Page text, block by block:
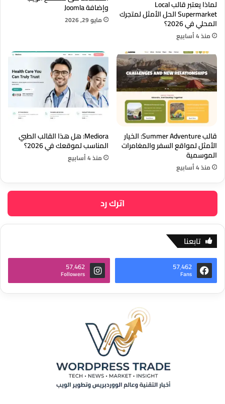
لماذا يعتبر قالب Local
Supermarket الحل الأمثل لمتجرك
المحلي في 2026؟
منذ 4 أسابيع
وإضافة Joomla
مايو 29, 2026
قالب Summer Adventure: الخيار
الأمثل لمواقع السفر والمغامرات
الموسمية
منذ 4 أسابيع
Mediora: هل هذا القالب الطبي
المناسب لموقعك في 2026؟
منذ 4 أسابيع
اترك رد
تابعنا
57٬462
Fans
57٬462
Followers